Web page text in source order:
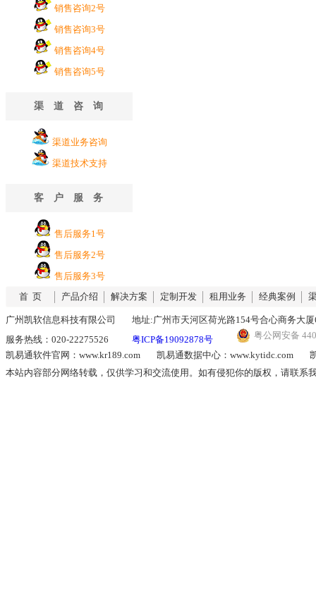
销售咨询2号
销售咨询3号
销售咨询4号
销售咨询5号
渠道咨询
渠道业务咨询
渠道技术支持
客户服务
售后服务1号
售后服务2号
售后服务3号
首 页 产品介绍 解决方案 定制开发 租用业务 经典案例
广州凯软信息科技有限公司
地址:广州市天河区荷光路154号合心商务大厦
服务热线：020-22275526
粤ICP备19092878号
粤公网安备
凯易通软件官网：www.kr189.com
凯易通数据中心：www.kytidc.com
本站内容部分网络转载，仅供学习和交流使用。如有侵犯你的版权，请联系